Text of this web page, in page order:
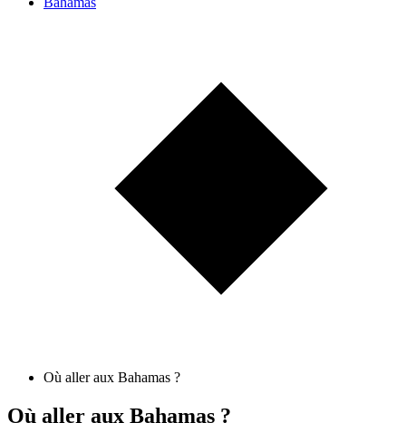
Où aller aux Bahamas ?
Où aller aux Bahamas ?